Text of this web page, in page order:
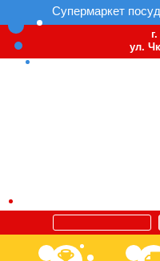
Супермаркет
ул.